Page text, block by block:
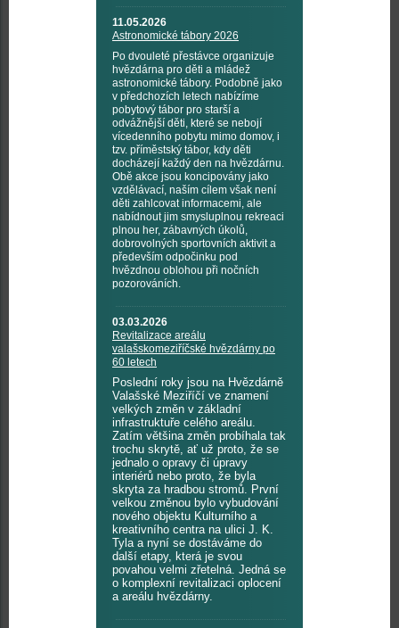
11.05.2026
Astronomické tábory 2026
Po dvouleté přestávce organizuje
hvězdárna pro děti a mládež
astronomické tábory. Podobně jako
v předchozích letech nabízíme
pobytový tábor pro starší a
odvážnější děti, které se nebojí
vícedenního pobytu mimo domov, i
tzv. příměstský tábor, kdy děti
docházejí každý den na hvězdárnu.
Obě akce jsou koncipovány jako
vzdělávací, naším cílem však není
děti zahlcovat informacemi, ale
nabídnout jim smysluplnou rekreaci
plnou her, zábavných úkolů,
dobrovolných sportovních aktivit a
především odpočinku pod
hvězdnou oblohou při nočních
pozorováních.
03.03.2026
Revitalizace areálu
valašskomeziříčské hvězdárny po
60 letech
Poslední roky jsou na Hvězdárně
Valašské Meziříčí ve znamení
velkých změn v základní
infrastruktuře celého areálu.
Zatím většina změn probíhala tak
trochu skrytě, ať už proto, že se
jednalo o opravy či úpravy
interiérů nebo proto, že byla
skryta za hradbou stromů. První
velkou změnou bylo vybudování
nového objektu Kulturního a
kreativního centra na ulici J. K.
Tyla a nyní se dostáváme do
další etapy, která je svou
povahou velmi zřetelná. Jedná se
o komplexní revitalizaci oplocení
a areálu hvězdárny.